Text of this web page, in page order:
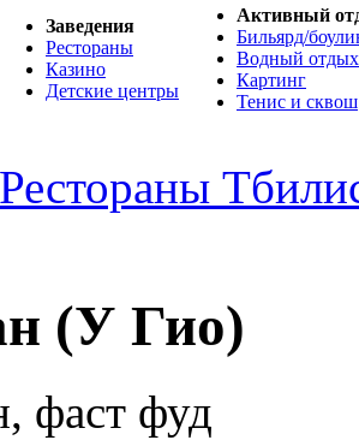
Заведения
Рестораны
Казино
Детские центры
Активный
Бильярд/
Водный отдых
Картинг
Тенис и сквош
Рестораны
(У Гио)
фаст фуд